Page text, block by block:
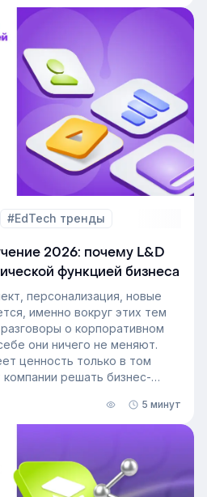
инструмент для быстрого
#EdTech тренды
2026: почему L&D
функцией бизнеса
персонализация, новые
именно вокруг этих тем
о корпоративном
они ничего не меняют.
ценность только в том
решать бизнес-
уже не выбор
какое влияние
компанию и можно ли этот
взгляд меняет подходы к
к HR и L&D, а
LMS.
5 минут